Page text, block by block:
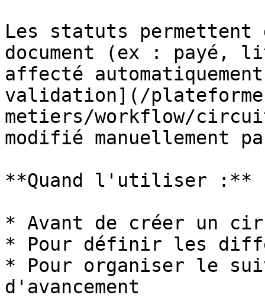
Les statuts
document (ex : payé,
affecté
validation](/
metiers/workflow/
modifié manuellement
**Quand l'utiliser :**
* Avant de créer un
* Pour définir les
* Pour organiser le
d'avancement